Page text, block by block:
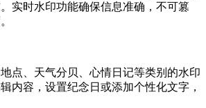
实时水印功能确保信息准确，不可篡
点、天气分贝、心情日记等类别的水印
内容，设置纪念日或添加个性化文字，